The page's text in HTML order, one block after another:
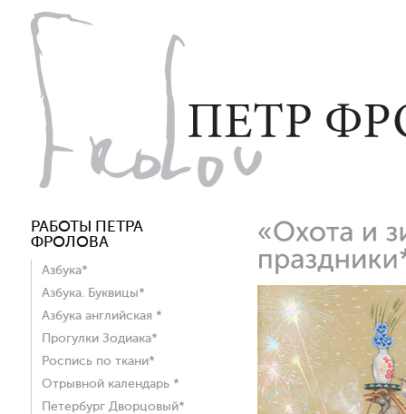
РАБОТЫ ПЕТРА
ФРОЛОВА
Азбука*
Азбука. Буквицы*
Азбука английская *
Прогулки Зодиака*
Роспись по ткани*
Отрывной календарь *
Петербург Дворцовый*